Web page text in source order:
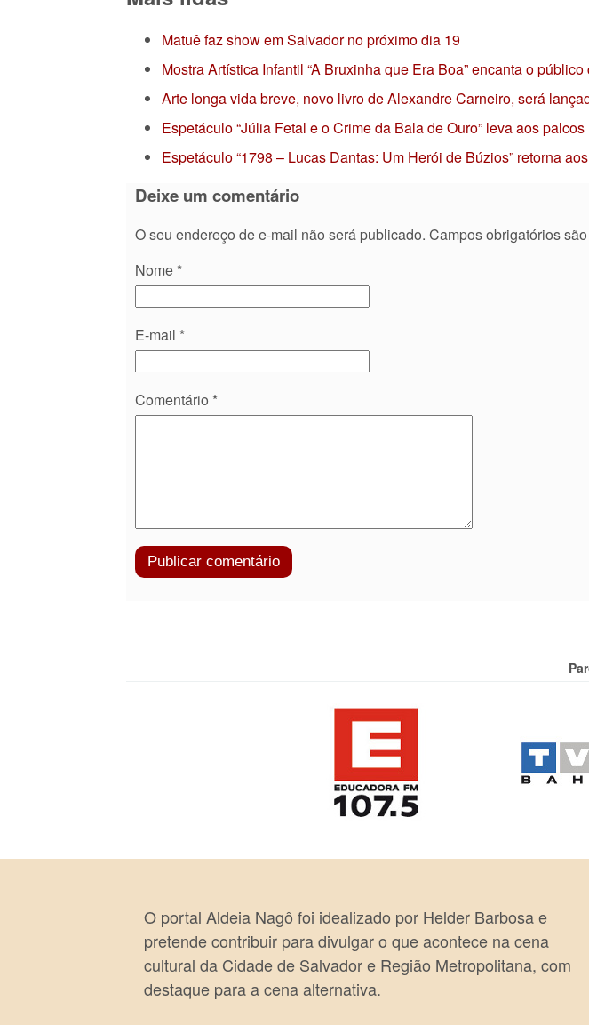
Matuê faz show em Salvador no próximo dia 19
Mostra Artística Infantil “A Bruxinha que Era Boa” encanta o
Arte longa vida breve, novo livro de Alexandre Carneiro, será
Espetáculo “Júlia Fetal e o Crime da Bala de Ouro” leva aos
Espetáculo “1798 – Lucas Dantas: Um Herói de Búzios” retorna
Deixe um comentário
O seu endereço de e-mail não será publicado. Campos obrigatórios
Nome *
E-mail *
Comentário *
O portal Aldeia Nagô foi idealizado por Helder Barbosa e
pretende contribuir para divulgar o que acontece na cena
cultural da Cidade de Salvador e Região Metropolitana, com
destaque para a cena alternativa.